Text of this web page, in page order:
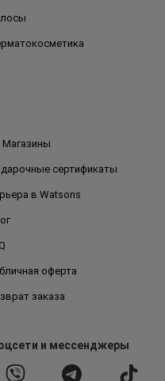
Магазины
сертификаты
в Watsons
оферта
заказа
и мессенджеры